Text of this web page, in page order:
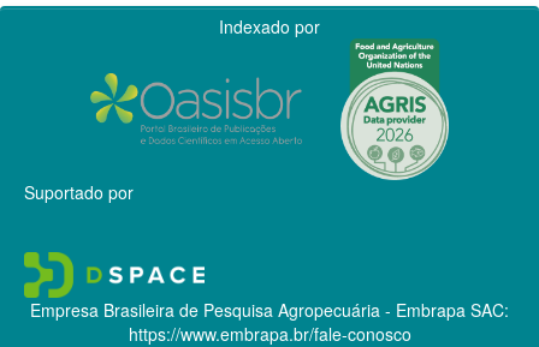
Indexado por
Suportado por
Empresa Brasileira de Pesquisa Agropecuária - Embrapa SAC:
https://www.embrapa.br/fale-conosco